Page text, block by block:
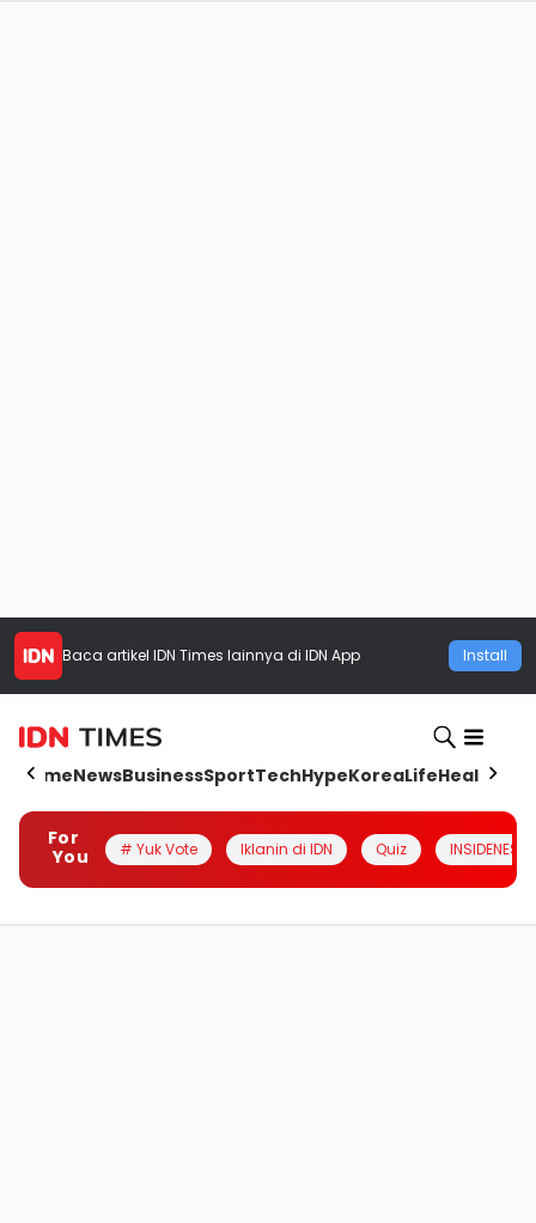
Baca artikel IDN Times lainnya di IDN App Install
HomeNewsBusinessSportTechHypeKoreaLifeHealth
For
You
# Yuk Vote Iklanin di IDN Quiz INSIDENESIA